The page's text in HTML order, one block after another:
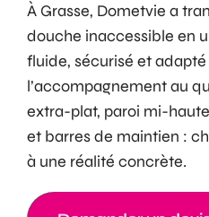
À Grasse, Dometvie a
douche inaccessible en
fluide, sécurisé et adapté
l’accompagnement au
extra-plat, paroi mi-
et barres de maintien :
à une réalité concrète.